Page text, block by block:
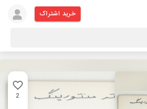
خرید اشتراک
2